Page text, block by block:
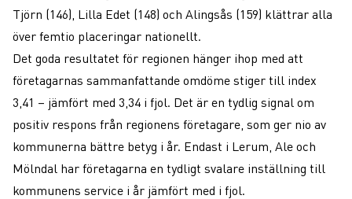
Tjörn (146), Lilla Edet (148) och Alingsås (159) klättrar alla
över femtio placeringar nationellt.
Det goda resultatet för regionen hänger ihop med att
företagarnas sammanfattande omdöme stiger till index
3,41 – jämfört med 3,34 i fjol. Det är en tydlig signal om
positiv respons från regionens företagare, som ger nio av
kommunerna bättre betyg i år. Endast i Lerum, Ale och
Mölndal har företagarna en tydligt svalare inställning till
kommunens service i år jämfört med i fjol.